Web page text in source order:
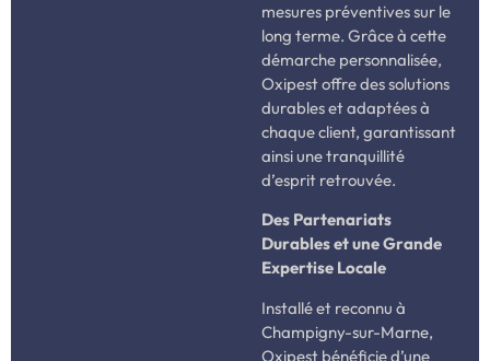
mesures préventives sur le
long terme. Grâce à cette
démarche personnalisée,
Oxipest offre des solutions
durables et adaptées à
chaque client, garantissant
ainsi une tranquillité
d’esprit retrouvée.
Des Partenariats
Durables et une Grande
Expertise Locale
Installé et reconnu à
Champigny-sur-Marne,
Oxipest bénéficie d’une